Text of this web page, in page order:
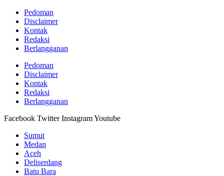
Pedoman
Disclaimer
Kontak
Redaksi
Berlangganan
Pedoman
Disclaimer
Kontak
Redaksi
Berlangganan
Facebook Twitter InstagramYoutube
Sumut
Medan
Aceh
Deliserdang
Batu Bara